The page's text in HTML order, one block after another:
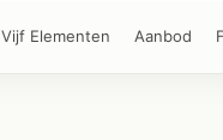
Vijf Elementen Aanbod